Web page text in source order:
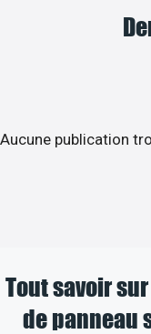
Aucune publication
Tout savoir
de panneau